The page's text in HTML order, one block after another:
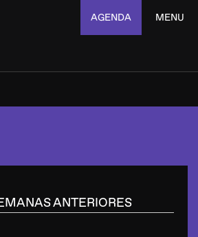
AGENDA MENU
ANTERIORES